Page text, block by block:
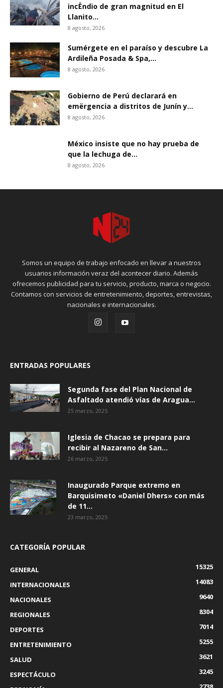
incËndio de gran magnitud en El
Llanito...
8 agosto, 2026
Sumérgete en el paraíso y descubre La
Ardileña Posada & Spa,...
8 agosto, 2026
Gobierno de Perú declarará en
emërgencia a distritos de Junín y...
8 agosto, 2026
México insiste que no hay prueba de
que la lechuga de...
8 agosto, 2026
Somos un equipo de trabajo enfocado en llevar a nuestros
usuarios información veraz del acontecer diario. Además
ofrecemos publicidad para tu servicio, producto, marca o negocio.
Contamos con servicios de entretenimiento, deportes, entrevistas,
nacionales e internacionales.
ENTRADAS POPULARES
Segunda fase del Plan Nacional de
Asfaltado atendió vías de Aragua...
25 marzo, 2025
Iglesia de Chacao se prepara para
recibir al Nazareno de San...
26 marzo, 2025
Inaugurado Parque extremo en
Barquisimeto «Daniel Dhers» con más
de 11...
23 marzo, 2025
CATEGORÍA POPULAR
GENERAL
15325
INTERNACIONALES
14083
NACIONALES
9640
REGIONALES
8304
DEPORTES
7014
ENTRETENIMIENTO
5255
SALUD
3621
ESPECTÁCULO
3245